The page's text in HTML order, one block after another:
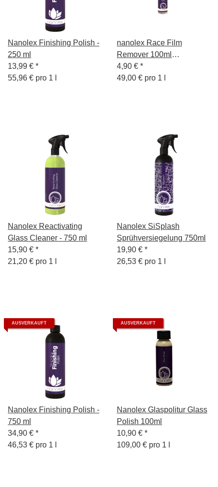
Nanolex Finishing Polish -
250 ml
13,99 € *
55,96 € pro 1 l
nanolex Race Film
Remover 100ml
Rennstrecken Film
Entferner
4,90 € *
49,00 € pro 1 l
Nanolex Reactivating
Glass Cleaner - 750 ml
15,90 € *
21,20 € pro 1 l
Nanolex SiSplash
Sprühversiegelung 750ml
19,90 € *
26,53 € pro 1 l
AUSVERKAUFT
Nanolex Finishing Polish -
750 ml
34,90 € *
46,53 € pro 1 l
AUSVERKAUFT
Nanolex Glaspolitur Glass
Polish 100ml
10,90 € *
109,00 € pro 1 l